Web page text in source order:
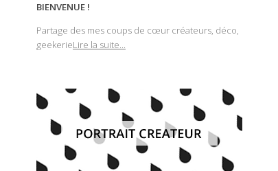
BIENVENUE !
Partage des mes coups de cœur créateurs, déco,
geekerieLire la suite...